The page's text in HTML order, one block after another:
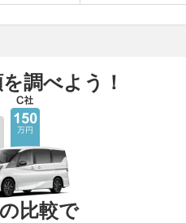
調べよう！
比較で